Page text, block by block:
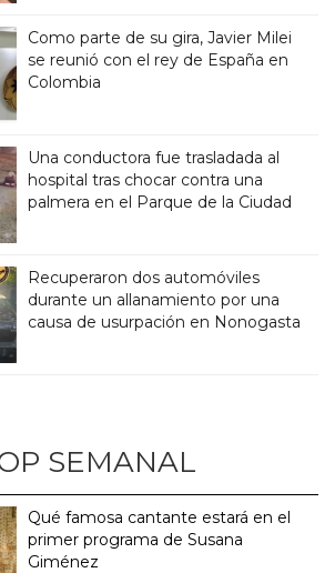
Como parte de su gira, Javier Milei
se reunió con el rey de España en
Colombia
Una conductora fue trasladada al
hospital tras chocar contra una
palmera en el Parque de la Ciudad
Recuperaron dos automóviles
durante un allanamiento por una
causa de usurpación en Nonogasta
SEMANAL
Qué famosa cantante estará en el
primer programa de Susana
Giménez